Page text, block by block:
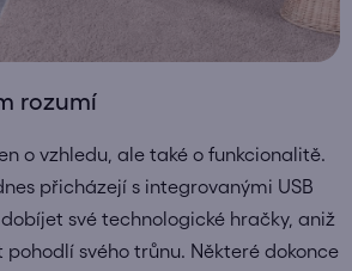
rozumí
o vzhledu, ale také o funkcionalitě.
přicházejí s integrovanými USB
své technologické hračky, aniž
svého trůnu. Některé dokonce